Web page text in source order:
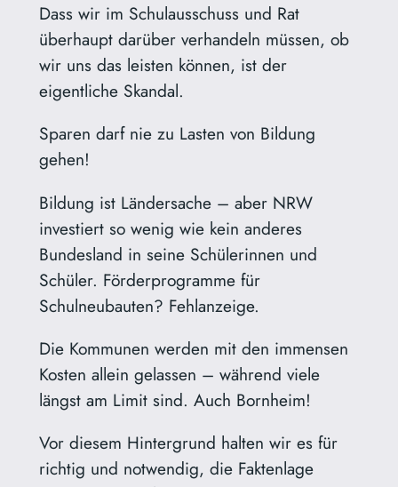
Dass wir im Schulausschuss und Rat
überhaupt darüber verhandeln müssen, ob
wir uns das leisten können, ist der
eigentliche Skandal.
Sparen darf nie zu Lasten von Bildung
gehen!
Bildung ist Ländersache – aber NRW
investiert so wenig wie kein anderes
Bundesland in seine Schülerinnen und
Schüler. Förderprogramme für
Schulneubauten? Fehlanzeige.
Die Kommunen werden mit den immensen
Kosten allein gelassen – während viele
längst am Limit sind. Auch Bornheim!
Vor diesem Hintergrund halten wir es für
richtig und notwendig, die Faktenlage